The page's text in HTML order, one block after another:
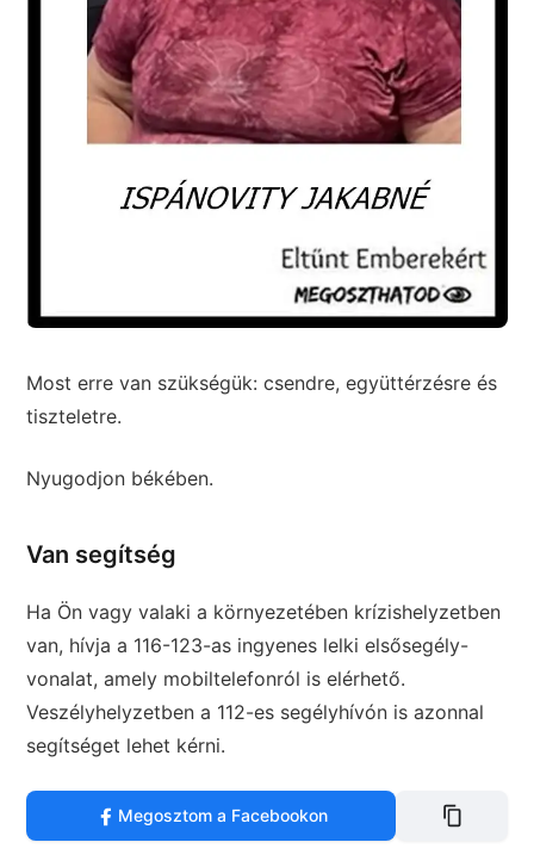
Most erre van szükségük: csendre, együttérzésre és
tiszteletre.
Nyugodjon békében.
Van segítség
Ha Ön vagy valaki a környezetében krízishelyzetben
van, hívja a 116-123-as ingyenes lelki elsősegély-
vonalat, amely mobiltelefonról is elérhető.
Veszélyhelyzetben a 112-es segélyhívón is azonnal
segítséget lehet kérni.
Megosztom a Facebookon